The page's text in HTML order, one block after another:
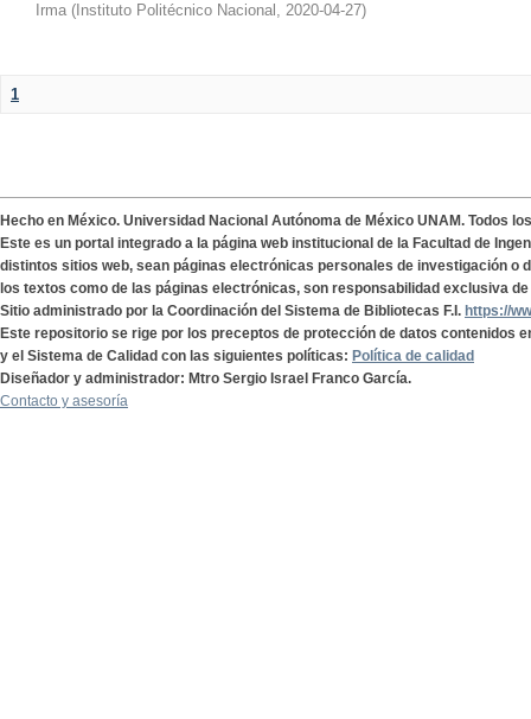
Irma ( Instituto Politécnico Nacional , 2020-04-27)
1
Hecho en México. Universidad Nacional Autónoma de México UNAM. Todos
Este es un portal integrado a la página web institucional de la Facultad de
distintos sitios web, sean páginas electrónicas personales de investigación o
los textos como de las páginas electrónicas, son responsabilidad exclusiva
Sitio administrado por la Coordinación del Sistema de Bibliotecas F.I. https://
Este repositorio se rige por los preceptos de protección de datos contenidos
y el Sistema de Calidad con las siguientes políticas: Política de calidad
Diseñador y administrador: Mtro Sergio Israel Franco García.
Contacto y asesoría